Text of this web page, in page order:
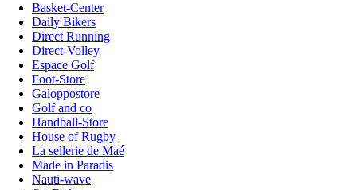
Basket-Center
Daily Bikers
Direct Running
Direct-Volley
Espace Golf
Foot-Store
Galoppostore
Golf and co
Handball-Store
House of Rugby
La sellerie de Maé
Made in Paradis
Nauti-wave